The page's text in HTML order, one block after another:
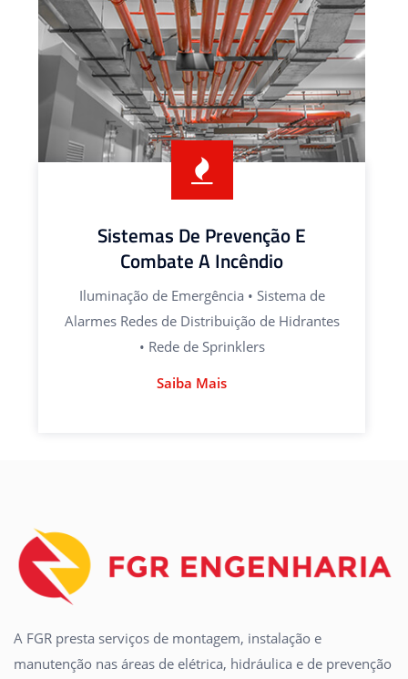
Sistemas De Prevenção E
Combate A Incêndio
Iluminação de Emergência • Sistema de
Alarmes Redes de Distribuição de Hidrantes
• Rede de Sprinklers
Saiba Mais
A FGR presta serviços de montagem, instalação e
manutenção nas áreas de elétrica, hidráulica e de prevenção